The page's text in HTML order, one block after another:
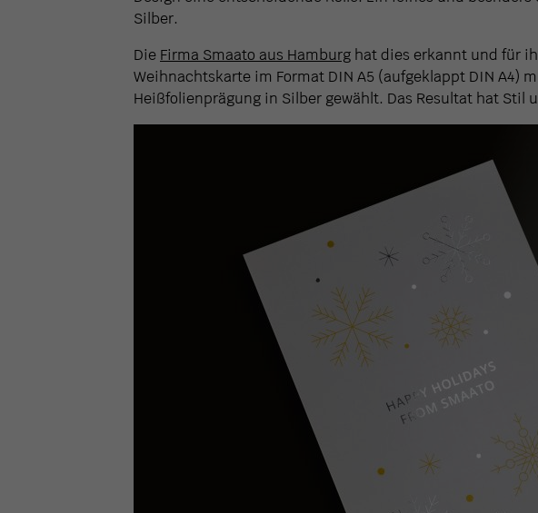
Silber.
Die Firma Smaato aus Hamburg hat dies erkannt und für
Weihnachtskarte im Format DIN A5 (aufgeklappt DIN A4)
Heißfolienprägung in Silber gewählt. Das Resultat hat Stil